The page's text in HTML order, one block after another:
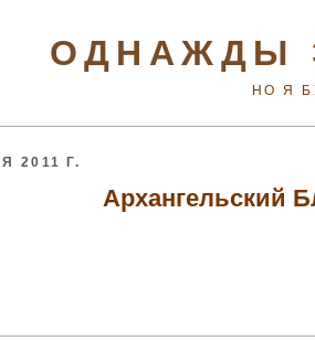
ОДНАЖДЫ
НО Я
2011 Г.
Архангельский